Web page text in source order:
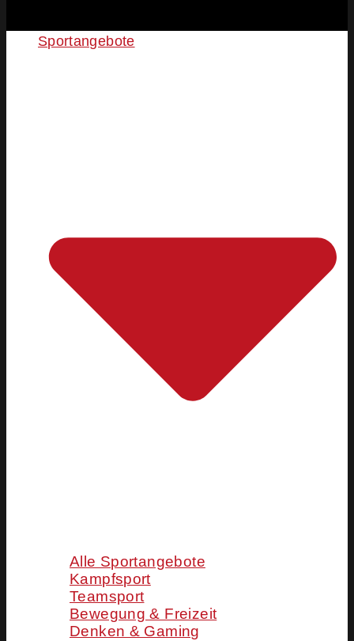
Sportangebote
Alle Sportangebote
Kampfsport
Teamsport
Bewegung & Freizeit
Denken & Gaming